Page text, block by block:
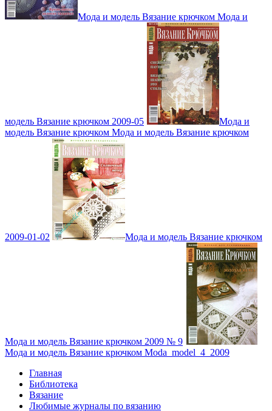
Мода и модель Вязание крючком Мода и
модель Вязание крючком 2009-05
Мода и
модель Вязание крючком Мода и модель Вязание крючком
2009-01-02 Мода и модель Вязание крючком
Мода и модель Вязание крючком 2009 № 9
Мода и модель Вязание крючком Moda_model_4_2009
Главная
Библиотека
Вязание
Любимые журналы по вязанию